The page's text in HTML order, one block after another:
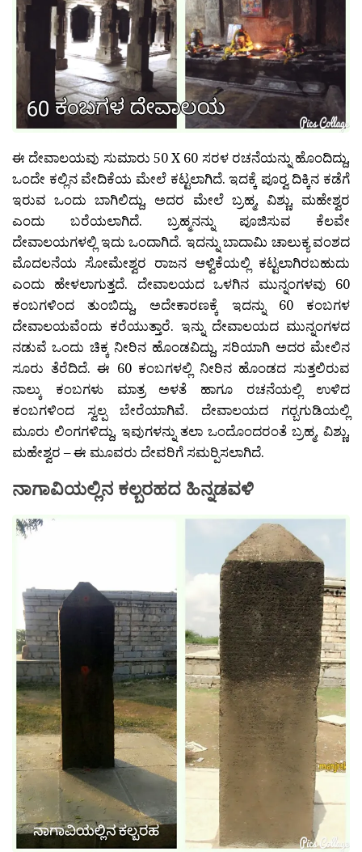
ಈ ದೇವಾಲಯವು ಸುಮಾರು 50 X 60 ಸರಳ ರಚನೆಯನ್ನು ಹೊಂದಿದ್ದು,
ಒಂದೇ ಕಲ್ಲಿನ ವೇದಿಕೆಯ ಮೇಲೆ ಕಟ್ಟಲಾಗಿದೆ. ಇದಕ್ಕೆ ಪೂರ‍್ವ ದಿಕ್ಕಿನ ಕಡೆಗೆ
ಇರುವ ಒಂದು ಬಾಗಿಲಿದ್ದು, ಅದರ ಮೇಲೆ ಬ್ರಹ್ಮ, ವಿಶ್ಣು, ಮಹೇಶ್ವರ
ಎಂದು ಬರೆಯಲಾಗಿದೆ. ಬ್ರಹ್ಮನನ್ನು ಪೂಜಿಸುವ ಕೆಲವೇ
ದೇವಾಲಯಗಳಲ್ಲಿ ಇದು ಒಂದಾಗಿದೆ. ಇದನ್ನು ಬಾದಾಮಿ ಚಾಲುಕ್ಯ ವಂಶದ
ಮೊದಲನೆಯ ಸೋಮೇಶ್ವರ ರಾಜನ ಆಳ್ವಿಕೆಯಲ್ಲಿ ಕಟ್ಟಲಾಗಿರಬಹುದು
ಎಂದು ಹೇಳಲಾಗುತ್ತದೆ. ದೇವಾಲಯದ ಒಳಗಿನ ಮುನ್ನಂಗಳವು 60
ಕಂಬಗಳಿಂದ ತುಂಬಿದ್ದು, ಅದೇಕಾರಣಕ್ಕೆ ಇದನ್ನು 60 ಕಂಬಗಳ
ದೇವಾಲಯವೆಂದು ಕರೆಯುತ್ತಾರೆ. ಇನ್ನು ದೇವಾಲಯದ ಮುನ್ನಂಗಳದ
ನಡುವೆ ಒಂದು ಚಿಕ್ಕ ನೀರಿನ ಹೊಂಡವಿದ್ದು, ಸರಿಯಾಗಿ ಅದರ ಮೇಲಿನ
ಸೂರು ತೆರೆದಿದೆ. ಈ 60 ಕಂಬಗಳಲ್ಲಿ ನೀರಿನ ಹೊಂಡದ ಸುತ್ತಲಿರುವ
ನಾಲ್ಕು ಕಂಬಗಳು ಮಾತ್ರ ಅಳತೆ ಹಾಗೂ ರಚನೆಯಲ್ಲಿ ಉಳಿದ
ಕಂಬಗಳಿಂದ ಸ್ವಲ್ಪ ಬೇರೆಯಾಗಿವೆ. ದೇವಾಲಯದ ಗರ‍್ಬಗುಡಿಯಲ್ಲಿ
ಮೂರು ಲಿಂಗಗಳಿದ್ದು, ಇವುಗಳನ್ನು ತಲಾ ಒಂದೊಂದರಂತೆ ಬ್ರಹ್ಮ, ವಿಶ್ಣು,
ಮಹೇಶ್ವರ – ಈ ಮೂವರು ದೇವರಿಗೆ ಸಮರ‍್ಪಿಸಲಾಗಿದೆ.
ನಾಗಾವಿಯಲ್ಲಿನ ಕಲ್ಬರಹದ ಹಿನ್ನಡವಳಿ